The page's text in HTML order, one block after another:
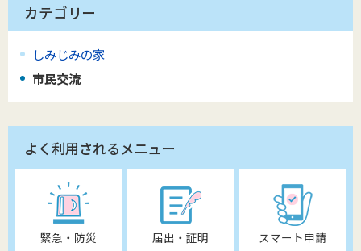
カテゴリー
しみじみの家
市民交流
よく利用されるメニュー
緊急・防災 届出・証明 スマート申請